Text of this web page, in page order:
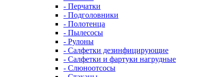
- Перчатки
- Подголовники
- Полотенца
- Пылесосы
- Рулоны
- Салфетки дезинфицирующие
- Салфетки и фартуки нагрудные
- Слюноотсосы